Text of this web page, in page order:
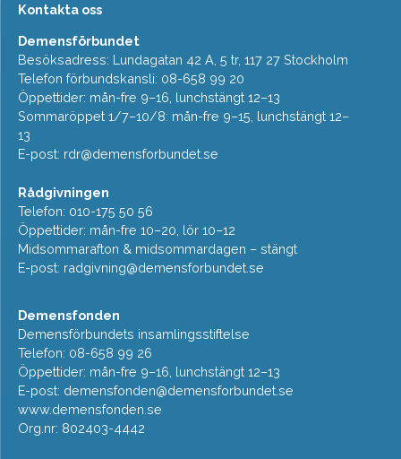
Kontakta oss
Demensförbundet
Besöksadress: Lundagatan 42 A, 5 tr, 117 27 Stockholm
Telefon förbundskansli: 08-658 99 20
Öppettider: mån-fre 9–16, lunchstängt 12–13
Sommaröppet 1/7–10/8: mån-fre 9–15, lunchstängt 12–
13
E-post: rdr@demensforbundet.se
Rådgivningen
Telefon: 010-175 50 56
Öppettider: mån-fre 10–20, lör 10–12
Midsommarafton & midsommardagen – stängt
E-post: radgivning@demensforbundet.se
Demensfonden
Demensförbundets insamlingsstiftelse
Telefon: 08-658 99 26
Öppettider: mån-fre 9–16, lunchstängt 12–13
E-post: demensfonden@demensforbundet.se
www.demensfonden.se
Org.nr: 802403-4442